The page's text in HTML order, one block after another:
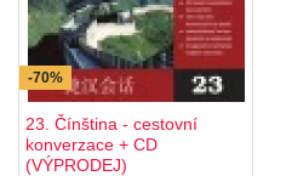
-70%
23. Čínština - cestovní
konverzace + CD
(VÝPRODEJ)